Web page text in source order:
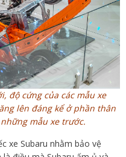
độ cứng của các mẫu xe
lên đáng kể ở phần thân
mẫu xe trước.
xe Subaru nhằm bảo vệ